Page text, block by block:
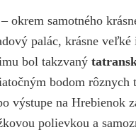
okrem samotného
palác, krásne
bol takzvaný
bodom
výstupe na
polievkou a